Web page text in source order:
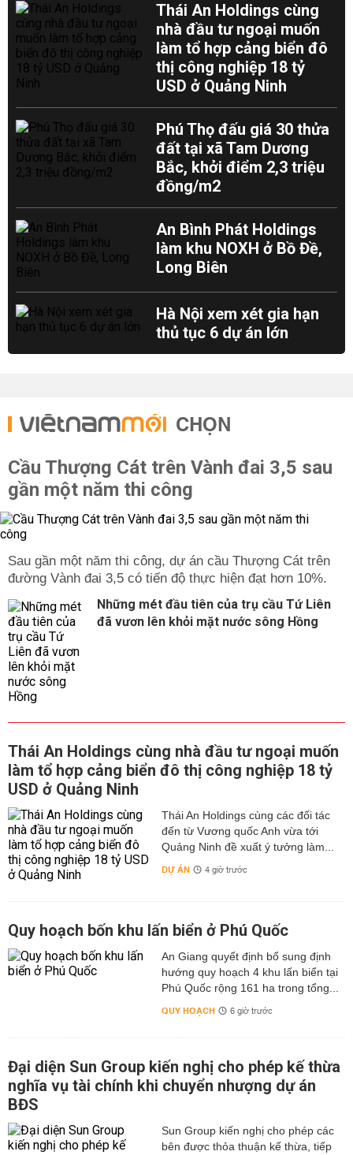
Thái An Holdings cùng
nhà đầu tư ngoại muốn
làm tổ hợp cảng biển đô
thị công nghiệp 18 tỷ
USD ở Quảng Ninh
Phú Thọ đấu giá 30 thửa
đất tại xã Tam Dương
Bắc, khởi điểm 2,3 triệu
đồng/m2
An Bình Phát Holdings
làm khu NOXH ở Bồ Đề,
Long Biên
Hà Nội xem xét gia hạn
thủ tục 6 dự án lớn
CHỌN
Cầu Thượng Cát trên Vành đai 3,5 sau
gần một năm thi công
Sau gần một năm thi công, dự án cầu Thượng Cát trên
đường Vành đai 3,5 có tiến độ thực hiện đạt hơn 10%.
Những mét đầu tiên của trụ cầu Tứ Liên
đã vươn lên khỏi mặt nước sông Hồng
Thái An Holdings cùng nhà đầu tư ngoại muốn
làm tổ hợp cảng biển đô thị công nghiệp 18 tỷ
USD ở Quảng Ninh
Thái An Holdings cùng các đối tác
đến từ Vương quốc Anh vừa tới
Quảng Ninh đề xuất ý tưởng làm...
DỰ ÁN 4 giờ trước
Quy hoạch bốn khu lấn biển ở Phú Quốc
An Giang quyết định bổ sung định
hướng quy hoạch 4 khu lấn biển tại
Phú Quốc rộng 161 ha trong tổng...
QUY HOẠCH 6 giờ trước
Đại diện Sun Group kiến nghị cho phép kế thừa
nghĩa vụ tài chính khi chuyển nhượng dự án
BĐS
Sun Group kiến nghị cho phép các
bên được thỏa thuận kế thừa, tiếp